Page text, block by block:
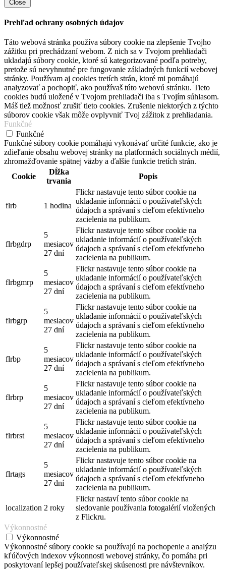
Close
Prehľad ochrany osobných údajov
Táto webová stránka používa súbory cookie na zlepšenie Tvojho
zážitku pri prechádzaní webom. Z nich sa v Tvojom prehliadači
ukladajú súbory cookie, ktoré sú kategorizované podľa potreby,
pretože sú nevyhnutné pre fungovanie základných funkcií webovej
stránky. Používam aj cookies tretích strán, ktoré mi pomáhajú
analyzovať a pochopiť, ako používaš túto webovú stránku. Tieto
cookies budú uložené v Tvojom prehliadači iba s Tvojím súhlasom.
Máš tiež možnosť zrušiť tieto cookies. Zrušenie niektorých z týchto
súborov cookie však môže ovplyvniť Tvoj zážitok z prehliadania.
Funkčné
Funkčné
Funkčné súbory cookie pomáhajú vykonávať určité funkcie, ako je
zdieľanie obsahu webovej stránky na platformách sociálnych médií,
zhromažďovanie spätnej väzby a ďalšie funkcie tretích strán.
Cookie
Dĺžka
trvania
Popis
flrb 1 hodina
Flickr nastavuje tento súbor cookie na
ukladanie informácií o používateľských
údajoch a správaní s cieľom efektívneho
zacielenia na publikum.
flrbgdrp
5
mesiacov
27 dní
Flickr nastavuje tento súbor cookie na
ukladanie informácií o používateľských
údajoch a správaní s cieľom efektívneho
zacielenia na publikum.
flrbgmrp
5
mesiacov
27 dní
Flickr nastavuje tento súbor cookie na
ukladanie informácií o používateľských
údajoch a správaní s cieľom efektívneho
zacielenia na publikum.
flrbgrp
5
mesiacov
27 dní
Flickr nastavuje tento súbor cookie na
ukladanie informácií o používateľských
údajoch a správaní s cieľom efektívneho
zacielenia na publikum.
flrbp
5
mesiacov
27 dní
Flickr nastavuje tento súbor cookie na
ukladanie informácií o používateľských
údajoch a správaní s cieľom efektívneho
zacielenia na publikum.
flrbrp
5
mesiacov
27 dní
Flickr nastavuje tento súbor cookie na
ukladanie informácií o používateľských
údajoch a správaní s cieľom efektívneho
zacielenia na publikum.
flrbrst
5
mesiacov
27 dní
Flickr nastavuje tento súbor cookie na
ukladanie informácií o používateľských
údajoch a správaní s cieľom efektívneho
zacielenia na publikum.
flrtags
5
mesiacov
27 dní
Flickr nastavuje tento súbor cookie na
ukladanie informácií o používateľských
údajoch a správaní s cieľom efektívneho
zacielenia na publikum.
localization 2 roky
Flickr nastaví tento súbor cookie na
sledovanie používania fotogalérií vložených
z Flickru.
Výkonnostné
Výkonnostné
Výkonnostné súbory cookie sa používajú na pochopenie a analýzu
kľúčových indexov výkonnosti webovej stránky, čo pomáha pri
poskytovaní lepšej používateľskej skúsenosti pre návštevníkov.